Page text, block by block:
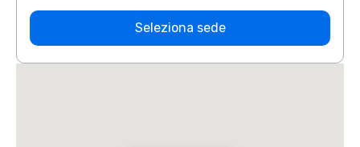
Seleziona sede